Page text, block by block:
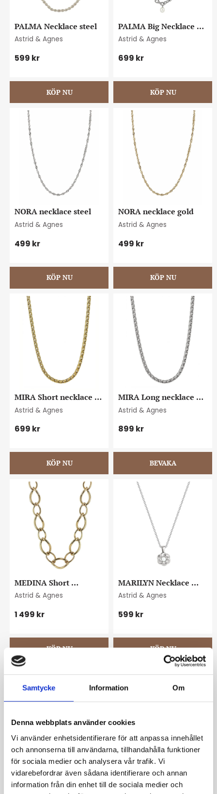
Samtycke Information Om
Denna webbplats använder cookies
Vi använder enhetsidentifierare för att anpassa innehållet
och annonserna till användarna, tillhandahålla funktioner
för sociala medier och analysera vår trafik. Vi
vidarebefordrar även sådana identifierare och annan
information från din enhet till de sociala medier och
PALMA Necklace steel
Astrid & Agnes
599 kr
PALMA Big Necklace
Steel/Pearl
Astrid & Agnes
699 kr
NORA necklace steel
Astrid & Agnes
499 kr
NORA necklace gold
Astrid & Agnes
499 kr
MIRA Short necklace
gold
Astrid & Agnes
699 kr
MIRA Long necklace
steel
Astrid & Agnes
899 kr
MEDINA Short
necklace gold
Astrid & Agnes
1 499 kr
MARILYN Necklace
steel
Astrid & Agnes
599 kr
MARILYN necklace gold
Astrid & Agnes
LAUREN Necklace steel
40cm
Astrid & Agnes